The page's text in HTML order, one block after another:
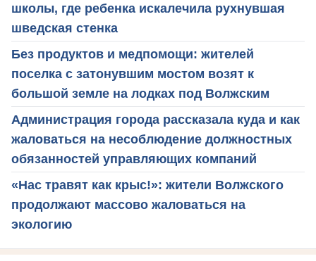
школы, где ребенка искалечила рухнувшая
шведская стенка
Без продуктов и медпомощи: жителей
поселка с затонувшим мостом возят к
большой земле на лодках под Волжским
Администрация города рассказала куда и как
жаловаться на несоблюдение должностных
обязанностей управляющих компаний
«Нас травят как крыс!»: жители Волжского
продолжают массово жаловаться на
экологию